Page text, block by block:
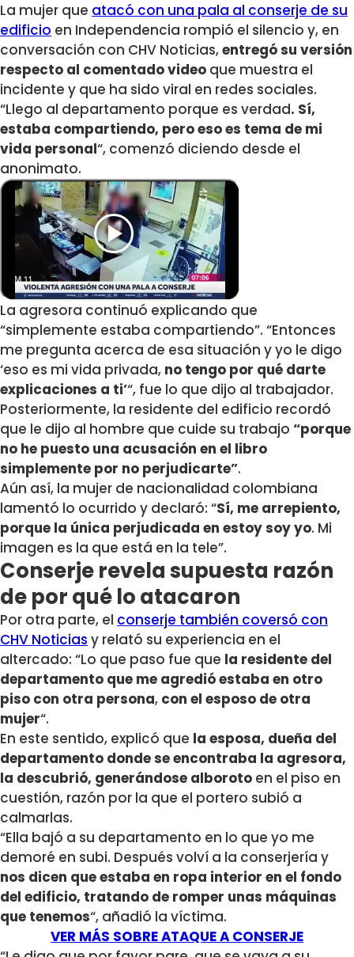
La mujer que atacó con una pala al conserje de su
edificio en Independencia rompió el silencio y, en
conversación con CHV Noticias,entregó su versión
respecto al comentado video que muestra el
incidente y que ha sido viral en redes sociales.
“Llego al departamento porque es verdad. Sí,
estaba compartiendo, pero eso es tema de mi
vida personal“, comenzó diciendo desde el
anonimato.
La agresora continuó explicando que
“simplemente estaba compartiendo”. “Entonces
me pregunta acerca de esa situación y yo le digo
‘eso es mi vida privada, no tengo por qué darte
explicaciones a ti’“, fue lo que dijo al trabajador.
Posteriormente, la residente del edificio recordó
que le dijo al hombre que cuide su trabajo “porque
no he puesto una acusación en el libro
simplemente por no perjudicarte”.
Aún así, la mujer de nacionalidad colombiana
lamentó lo ocurrido y declaró: “Sí, me arrepiento,
porque la única perjudicada en estoy soy yo. Mi
imagen es la que está en la tele”.
Conserje revela supuesta razón
de por qué lo atacaron
Por otra parte, el conserje también coversó con
CHV Noticias y relató su experiencia en el
altercado: “Lo que paso fue que la residente del
departamento que me agredió estaba en otro
piso con otra persona, con el esposo de otra
mujer“.
En este sentido, explicó que la esposa, dueña del
departamento donde se encontraba la agresora,
la descubrió, generándose alboroto en el piso en
cuestión, razón por la que el portero subió a
calmarlas.
“Ella bajó a su departamento en lo que yo me
demoré en subi. Después volví a la conserjería y
nos dicen que estaba en ropa interior en el fondo
del edificio, tratando de romper unas máquinas
que tenemos“, añadió la víctima.
VER MÁS SOBRE ATAQUE A CONSERJE